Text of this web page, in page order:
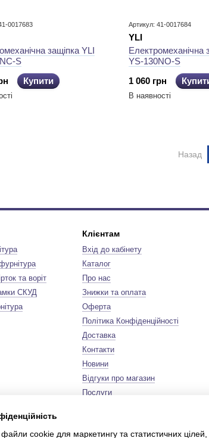
0017683
защіпка YLI
S
Купити
Артикул: 41-0017684
YLI
Електромеханічна
YS-130NO-S
1 060 грн
В наявності
Назад
та воріт
СКУД
Клієнтам
Вхід до кабінету
Каталог
Про нас
Знижки та оплата
Оферта
Політика Конфіденційності
Доставка
Контакти
Новини
Відгуки про магазин
Послуги
Сертифікати
cookie для маркетингу та статистичних